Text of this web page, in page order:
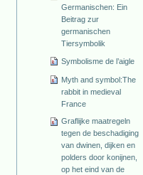
Germanischen: Ein
Beitrag zur
germanischen
Tiersymbolik
Symbolisme de l’aigle
Myth and symbol:The
rabbit in medieval
France
Graflijke maatregeln
tegen de beschadiging
van dwinen, dijken en
polders door konijnen,
op het eind van de